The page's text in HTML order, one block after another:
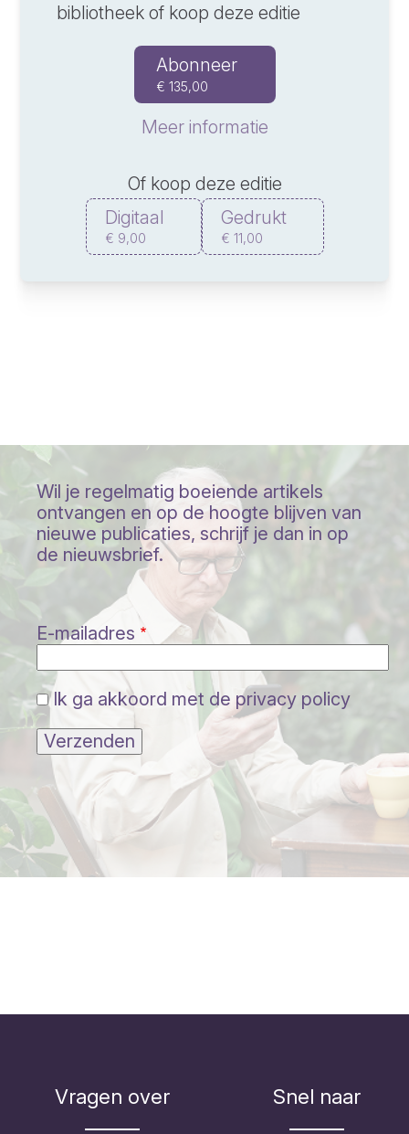
bibliotheek of koop deze editie
Abonneer
€ 135,00
Meer informatie
Of koop deze editie
€ 9,00
Digitaal
€ 11,00
Gedrukt
Wil je regelmatig boeiende artikels
ontvangen en op de hoogte blijven van
nieuwe publicaties, schrijf je dan in op
de nieuwsbrief.
E-mailadres
Ik ga akkoord met de privacy policy
Verzenden
Vragen over Snel naar